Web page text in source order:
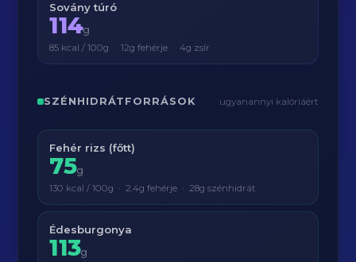
Sovány túró
114g
85 kcal / 100g · 12g fehérje · 4g zsír
SZÉNHIDRÁTFORRÁSOK ugyanannyi kalóriáért
Fehér rizs (főtt)
75g
130 kcal / 100g · 2.4g fehérje · 28g szénhidrát
Édesburgonya
113g